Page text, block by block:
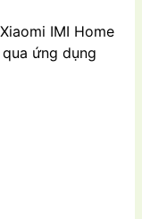
IMI Home
ứng dụng